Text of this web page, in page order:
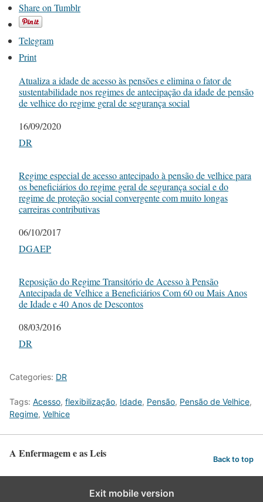
Share on Tumblr
Telegram
Print
Atualiza a idade de acesso às pensões e elimina o fator de
sustentabilidade nos regimes de antecipação da idade de pensão
de velhice do regime geral de segurança social
Date
16/09/2020
In relation to
DR
Regime especial de acesso antecipado à pensão de velhice para
os beneficiários do regime geral de segurança social e do
regime de proteção social convergente com muito longas
carreiras contributivas
Date
06/10/2017
In relation to
DGAEP
Reposição do Regime Transitório de Acesso à Pensão
Antecipada de Velhice a Beneficiários Com 60 ou Mais Anos
de Idade e 40 Anos de Descontos
Date
08/03/2016
In relation to
DR
Categories: DR
Tags: Acesso, flexibilização, Idade, Pensão, Pensão de Velhice,
Regime, Velhice
A Enfermagem e as Leis Back to top
Exit mobile version